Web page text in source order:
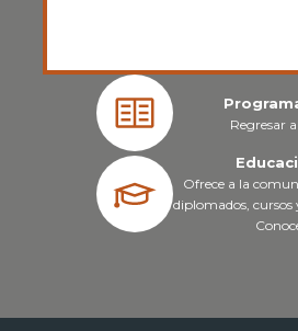
Regresar
Ofrece a la
diplomados, cursos